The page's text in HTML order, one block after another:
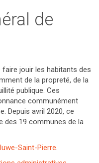
de
jouir les habitants des
de la propreté, de la
publique. Ces
communément
Depuis avril 2020, ce
des 19 communes de la
Saint-Pierre.